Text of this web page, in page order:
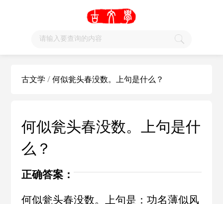
古文学 /何似瓮头春没数。上句是什么？
何似瓮头春没数。上句是什
么？
正确答案：
何似瓮头春没数。上句是：功名薄似风